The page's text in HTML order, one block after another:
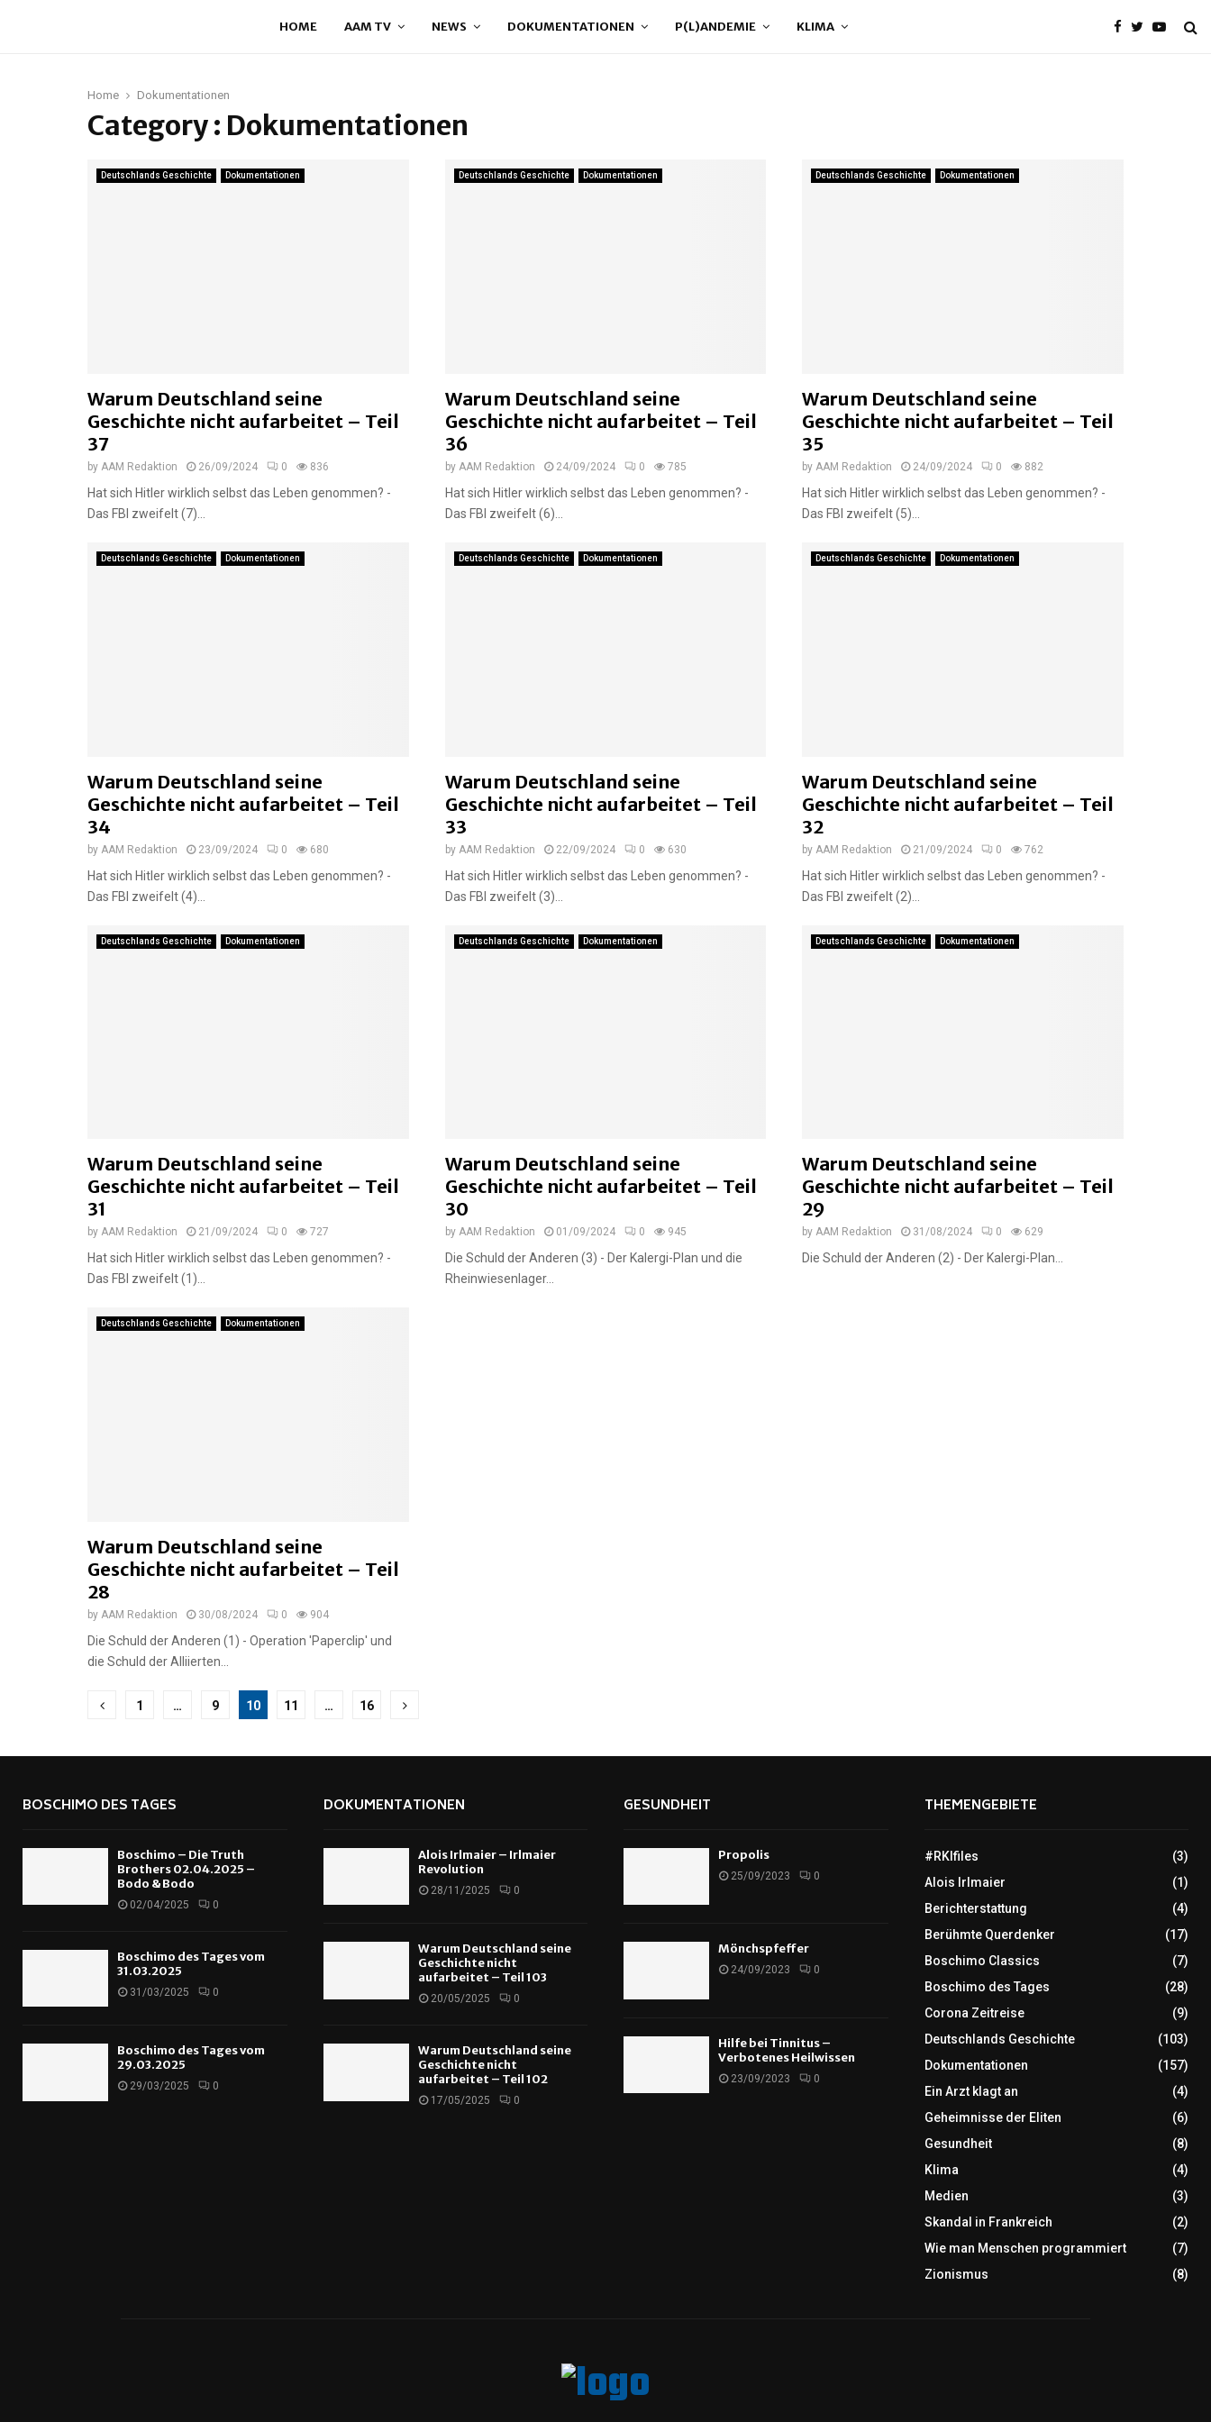
HOME AAM TV NEWS DOKUMENTATIONEN P(L)ANDEMIE KLIMA
Home Dokumentationen
Category : Dokumentationen
Deutschlands Geschichte Dokumentationen
Warum Deutschland seine
Geschichte nicht aufarbeitet – Teil
37
by AAM Redaktion 26/09/2024 0 836
Hat sich Hitler wirklich selbst das Leben genommen? -
Das FBI zweifelt (7)...
Deutschlands Geschichte Dokumentationen
Warum Deutschland seine
Geschichte nicht aufarbeitet – Teil
36
by AAM Redaktion 24/09/2024 0 785
Hat sich Hitler wirklich selbst das Leben genommen? -
Das FBI zweifelt (6)...
Deutschlands Geschichte Dokumentationen
Warum Deutschland seine
Geschichte nicht aufarbeitet – Teil
35
by AAM Redaktion 24/09/2024 0 882
Hat sich Hitler wirklich selbst das Leben genommen? -
Das FBI zweifelt (5)...
Deutschlands Geschichte Dokumentationen
Warum Deutschland seine
Geschichte nicht aufarbeitet – Teil
34
by AAM Redaktion 23/09/2024 0 680
Hat sich Hitler wirklich selbst das Leben genommen? -
Das FBI zweifelt (4)...
Deutschlands Geschichte Dokumentationen
Warum Deutschland seine
Geschichte nicht aufarbeitet – Teil
33
by AAM Redaktion 22/09/2024 0 630
Hat sich Hitler wirklich selbst das Leben genommen? -
Das FBI zweifelt (3)...
Deutschlands Geschichte Dokumentationen
Warum Deutschland seine
Geschichte nicht aufarbeitet – Teil
32
by AAM Redaktion 21/09/2024 0 762
Hat sich Hitler wirklich selbst das Leben genommen? -
Das FBI zweifelt (2)...
Deutschlands Geschichte Dokumentationen
Warum Deutschland seine
Geschichte nicht aufarbeitet – Teil
31
by AAM Redaktion 21/09/2024 0 727
Hat sich Hitler wirklich selbst das Leben genommen? -
Das FBI zweifelt (1)...
Deutschlands Geschichte Dokumentationen
Warum Deutschland seine
Geschichte nicht aufarbeitet – Teil
30
by AAM Redaktion 01/09/2024 0 945
Die Schuld der Anderen (3) - Der Kalergi-Plan und die
Rheinwiesenlager...
Deutschlands Geschichte Dokumentationen
Warum Deutschland seine
Geschichte nicht aufarbeitet – Teil
29
byAAM Redaktion 31/08/2024 0 629
Die Schuld der Anderen (2) - Der Kalergi-Plan...
Deutschlands Geschichte Dokumentationen
Warum Deutschland seine
Geschichte nicht aufarbeitet – Teil
28
by AAM Redaktion 30/08/2024 0 904
Die Schuld der Anderen (1) - Operation 'Paperclip' und
die Schuld der Alliierten...
Seitennummerierung
1 … 9 10 11 … 16
BOSCHIMO DES TAGES
Boschimo – Die Truth
Brothers 02.04.2025 –
Bodo & Bodo
02/04/2025 0
Boschimo des Tages vom
31.03.2025
31/03/2025 0
Boschimo des Tages vom
29.03.2025
29/03/2025 0
DOKUMENTATIONEN
Alois Irlmaier – Irlmaier
Revolution
28/11/2025 0
Warum Deutschland seine
Geschichte nicht
aufarbeitet – Teil 103
20/05/2025 0
Warum Deutschland seine
Geschichte nicht
aufarbeitet – Teil 102
17/05/2025 0
GESUNDHEIT
Propolis
25/09/2023 0
Mönchspfeffer
24/09/2023 0
Hilfe bei Tinnitus –
Verbotenes Heilwissen
23/09/2023 0
THEMENGEBIETE
#RKIfiles
(3)
Alois Irlmaier
(1)
Berichterstattung
(4)
Berühmte Querdenker
(17)
Boschimo Classics
(7)
Boschimo des Tages
(28)
Corona Zeitreise
(9)
Deutschlands Geschichte
(103)
Dokumentationen
(157)
Ein Arzt klagt an
(4)
Geheimnisse der Eliten
(6)
Gesundheit
(8)
Klima
(4)
Medien
(3)
Skandal in Frankreich
(2)
Wie man Menschen programmiert
(7)
Zionismus
(8)